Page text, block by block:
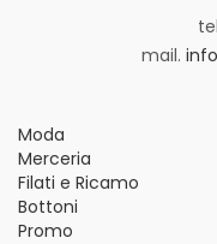
mail.
Moda
Merceria
Filati e Ricamo
Bottoni
Promo